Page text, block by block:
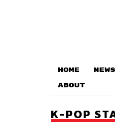
HOME NEWS
ABOUT
K-POP